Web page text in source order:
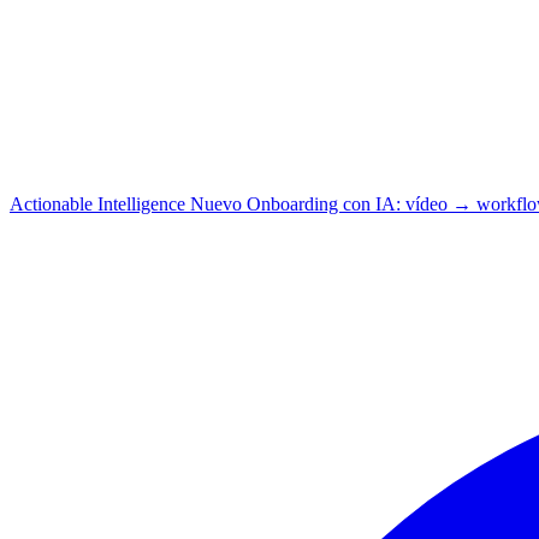
Actionable Intelligence Nuevo Onboarding con IA: vídeo →